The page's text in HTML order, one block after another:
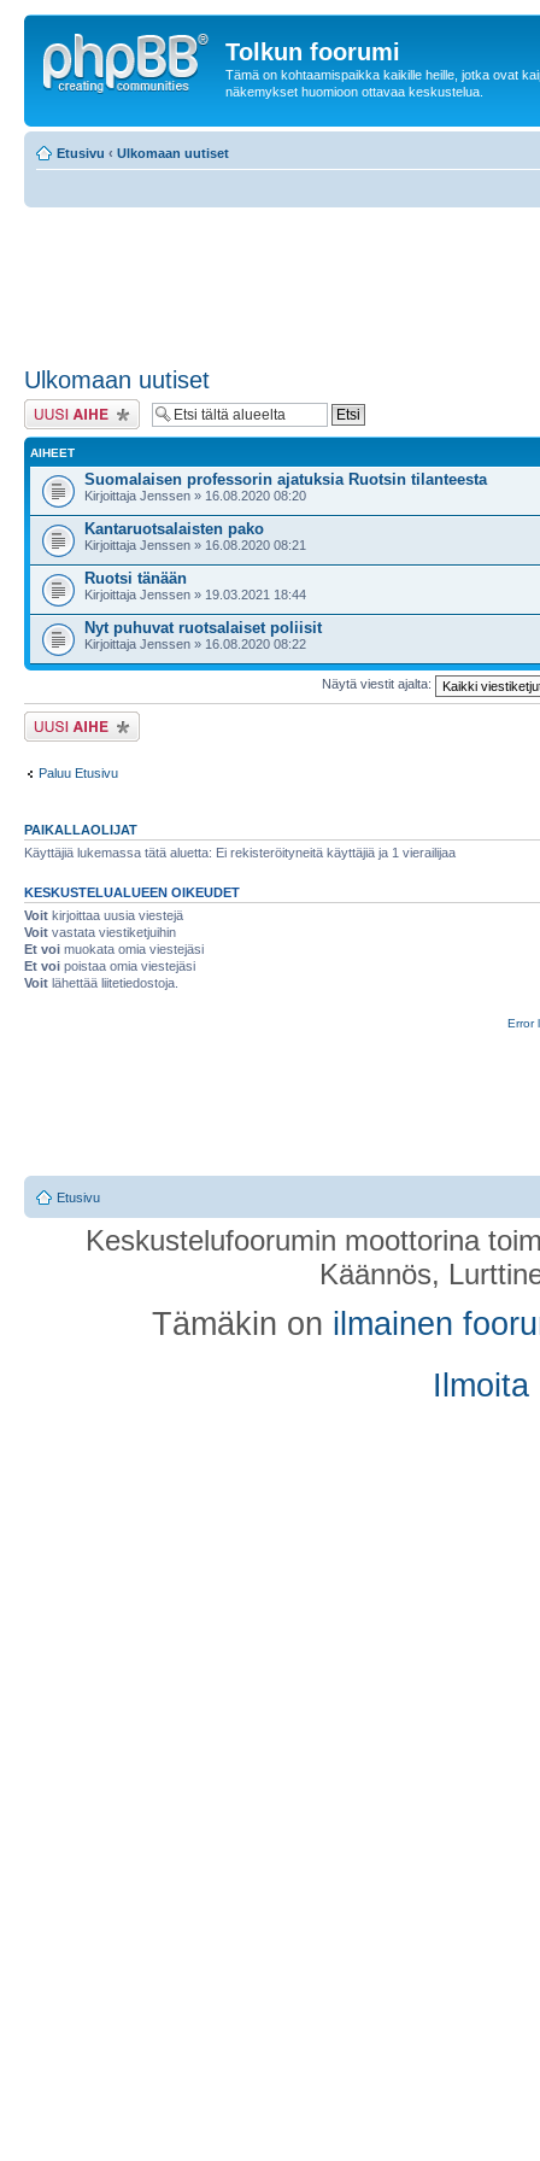
Tolkun foorumi
Tämä on kohtaamispaikka kaikille heille, jotka ovat
näkemykset huomioon ottavaa keskustelua.
Etusivu ‹ Ulkomaan uutiset
Ulkomaan uutiset
Lähetä uusi viesti
AIHEET
Suomalaisen professorin ajatuksia Ruotsin tilanteesta
Kirjoittaja Jenssen » 16.08.2020 08:20
Kantaruotsalaisten pako
Kirjoittaja Jenssen » 16.08.2020 08:21
Ruotsi tänään
Kirjoittaja Jenssen » 19.03.2021 18:44
Nyt puhuvat ruotsalaiset poliisit
Kirjoittaja Jenssen » 16.08.2020 08:22
Näytä viestit ajalta:
Lähetä uusi viesti
Paluu Etusivu
PAIKALLAOLIJAT
Käyttäjiä lukemassa tätä aluetta: Ei rekisteröityneitä käyttäjiä ja 1 vierailijaa
KESKUSTELUALUEEN OIKEUDET
Voit kirjoittaa uusia viestejä
Voit vastata viestiketjuihin
Et voi muokata omia viestejäsi
Et voi poistaa omia viestejäsi
Voit lähettää liitetiedostoja.
Error
Etusivu
Keskustelufoorumin moottorina
Käännös,
Tämäkin on ilmainen